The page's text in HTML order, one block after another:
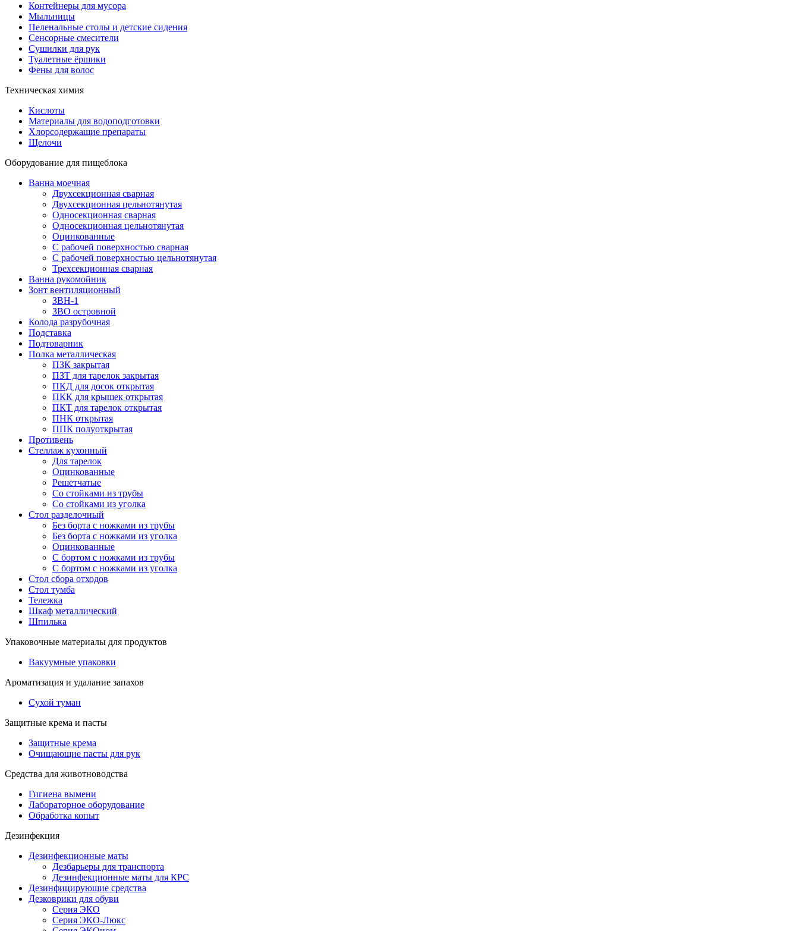
Контейнеры для мусора
Мыльницы
Пеленальные столы и детские сидения
Сенсорные смесители
Сушилки для рук
Туалетные ёршики
Фены для волос
Техническая химия
Кислоты
Материалы для водоподготовки
Хлорсодержащие препараты
Щелочи
Оборудование для пищеблока
Ванна моечная
Двухсекционная сварная
Двухсекционная цельнотянутая
Односекционная сварная
Односекционная цельнотянутая
Оцинкованные
С рабочей поверхностью сварная
С рабочей поверхностью цельнотянутая
Трехсекционная сварная
Ванна рукомойник
Зонт вентиляционный
ЗВН-1
ЗВО островной
Колода разрубочная
Подставка
Подтоварник
Полка металлическая
ПЗК закрытая
ПЗТ для тарелок закрытая
ПКД для досок открытая
ПКК для крышек открытая
ПКТ для тарелок открытая
ПНК открытая
ППК полуоткрытая
Противень
Стеллаж кухонный
Для тарелок
Оцинкованные
Решетчатые
Со стойками из трубы
Со стойками из уголка
Стол разделочный
Без борта с ножками из трубы
Без борта с ножками из уголка
Оцинкованные
С бортом с ножками из трубы
С бортом с ножками из уголка
Стол сбора отходов
Стол тумба
Тележка
Шкаф металлический
Шпилька
Упаковочные материалы для продуктов
Вакуумные упаковки
Ароматизация и удалание запахов
Сухой туман
Защитные крема и пасты
Защитные крема
Очищающие пасты для рук
Средства для животноводства
Гигиена вымени
Лабораторное оборудование
Обработка копыт
Дезинфекция
Дезинфекционные маты
Дезбарьеры для транспорта
Дезинфекционные маты для КРС
Дезинфицирующие средства
Дезковрики для обуви
Серия ЭКО
Серия ЭКО-Люкс